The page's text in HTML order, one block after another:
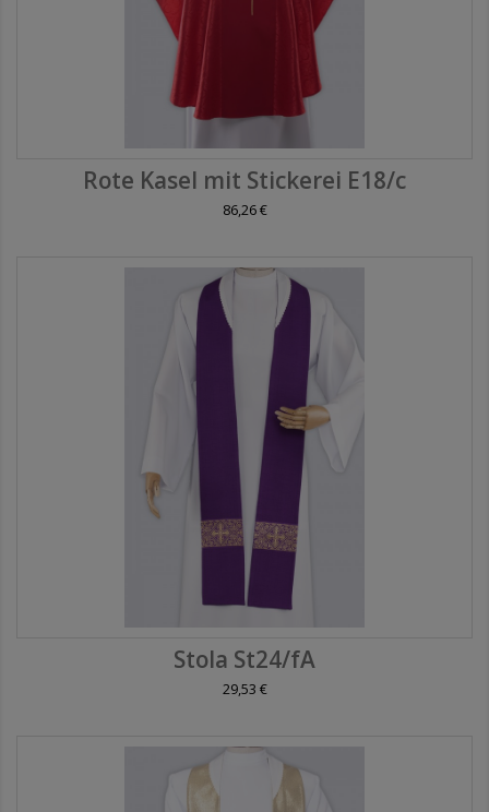
Rote Kasel mit Stickerei E18/c
86,26 €
Stola St24/fA
29,53 €